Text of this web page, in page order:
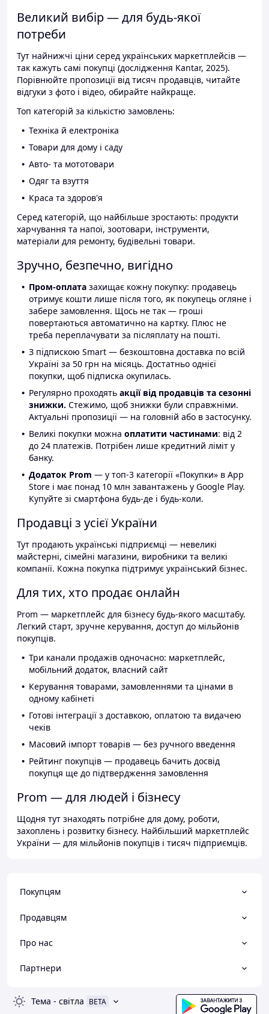
Великий вибір — для будь-якої
потреби
Тут найнижчі ціни серед українських маркетплейсів —
так кажуть самі покупці (дослідження Kantar, 2025).
Порівнюйте пропозиції від тисяч продавців, читайте
відгуки з фото і відео, обирайте найкраще.
Топ категорій за кількістю замовлень:
Техніка й електроніка
Товари для дому і саду
Авто- та мототовари
Одяг та взуття
Краса та здоров'я
Серед категорій, що найбільше зростають: продукти
харчування та напої, зоотовари, інструменти,
матеріали для ремонту, будівельні товари.
Зручно, безпечно, вигідно
Пром-оплата захищає кожну покупку: продавець
отримує кошти лише після того, як покупець огляне і
забере замовлення. Щось не так — гроші
повертаються автоматично на картку. Плюс не
треба переплачувати за післяплату на пошті.
З підпискою Smart — безкоштовна доставка по всій
Україні за 50 грн на місяць. Достатньо однієї
покупки, щоб підписка окупилась.
Регулярно проходять акції від продавців та сезонні
знижки. Стежимо, щоб знижки були справжніми.
Актуальні пропозиції — на головній або в застосунку.
Великі покупки можна оплатити частинами: від 2
до 24 платежів. Потрібен лише кредитний ліміт у
банку.
Додаток Prom — у топ-3 категорії «Покупки» в App
Store і має понад 10 млн завантажень у Google Play.
Купуйте зі смартфона будь-де і будь-коли.
Продавці з усієї України
Тут продають українські підприємці — невеликі
майстерні, сімейні магазини, виробники та великі
компанії. Кожна покупка підтримує український бізнес.
Для тих, хто продає онлайн
Prom — маркетплейс для бізнесу будь-якого масштабу.
Легкий старт, зручне керування, доступ до мільйонів
покупців.
Три канали продажів одночасно: маркетплейс,
мобільний додаток, власний сайт
Керування товарами, замовленнями та цінами в
одному кабінеті
Готові інтеграції з доставкою, оплатою та видачею
чеків
Масовий імпорт товарів — без ручного введення
Рейтинг покупців — продавець бачить досвід
покупця ще до підтвердження замовлення
Prom — для людей і бізнесу
Щодня тут знаходять потрібне для дому, роботи,
захоплень і розвитку бізнесу. Найбільший маркетплейс
України — для мільйонів покупців і тисяч підприємців.
Покупцям
Продавцям
Про нас
Партнери
Тема - світла BETA